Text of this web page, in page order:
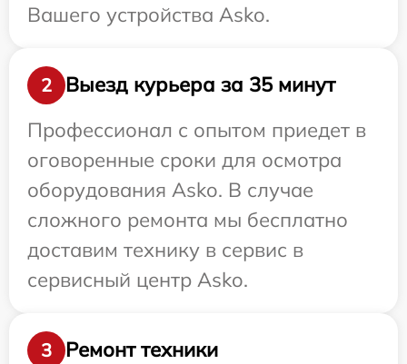
Вашего устройства Asko.
2
Выезд курьера за 35 минут
Профессионал с опытом приедет в
оговоренные сроки для осмотра
оборудования Asko. В случае
сложного ремонта мы бесплатно
доставим технику в сервис в
сервисный центр Asko.
3
Ремонт техники